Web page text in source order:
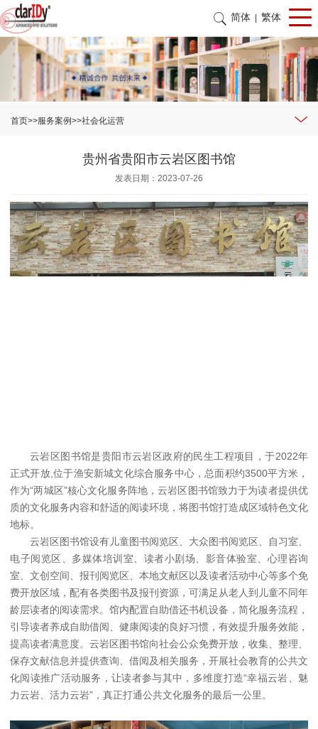
简体 繁体
首页>>服务案例>>社会化运营
贵州省贵阳市云岩区图书馆
发表日期：2023-07-26
云岩区图书馆是贵阳市云岩区政府的民生工程项目，于2022年
正式开放,位于渔安新城文化综合服务中心，总面积约3500平方米，
作为“两城区”核心文化服务阵地，云岩区图书馆致力于为读者提供优
质的文化服务内容和舒适的阅读环境，将图书馆打造成区域特色文化
地标。
云岩区图书馆设有儿童图书阅览区、大众图书阅览区、自习室、
电子阅览区、多媒体培训室、读者小剧场、影音体验室、心理咨询
室、文创空间、报刊阅览区、本地文献区以及读者活动中心等多个免
费开放区域，配有各类图书及报刊资源，可满足从老人到儿童不同年
龄层读者的阅读需求。馆内配置自助借还书机设备，简化服务流程，
引导读者养成自助借阅、健康阅读的良好习惯，有效提升服务效能，
提高读者满意度。云岩区图书馆向社会公众免费开放，收集、整理、
保存文献信息并提供查询、借阅及相关服务，开展社会教育的公共文
化阅读推广活动服务，让读者参与其中，多维度打造“幸福云岩、魅
力云岩、活力云岩”，真正打通公共文化服务的最后一公里。